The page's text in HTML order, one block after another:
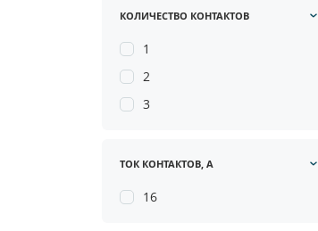
КОЛИЧЕСТВО КОНТАКТОВ
1
2
3
ТОК КОНТАКТОВ, А
16